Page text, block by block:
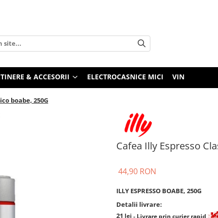
& ACCESORII ELECTROCASNICE MICI VIN
boabe, 250G
Cafea Illy Espresso
44,90 RON
ILLY ESPRESSO BOABE, 250G
Detalii livrare:
21 lei - Livrare prin curier rapid